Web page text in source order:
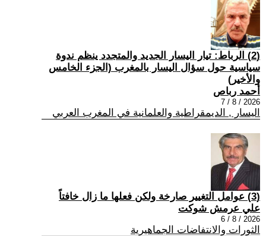
(2) الرباط: تيار اليسار الجديد والمتجدد ينظم ندوة
سياسية حول سؤال اليسار بالمغرب (الجزء الخامس
والأخير)
أحمد رباص
2026 / 8 / 7
اليسار , الديمقراطية والعلمانية في المغرب العربي
(3) عوامل التغيير صارخة ولكن فعلها ما زال خافتاً
علي عرمش شوكت
2026 / 8 / 6
الثورات والانتفاضات الجماهيرية